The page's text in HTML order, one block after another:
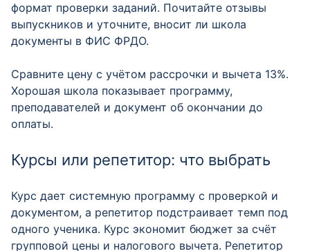
формат проверки заданий. Почитайте отзывы
выпускников и уточните, вносит ли школа
документы в ФИС ФРДО.
Сравните цену с учётом рассрочки и вычета 13%.
Хорошая школа показывает программу,
преподавателей и документ об окончании до
оплаты.
Курсы или репетитор: что выбрать
Курс дает системную программу с проверкой и
документом, а репетитор подстраивает темп под
одного ученика. Курс экономит бюджет за счёт
групповой цены и налогового вычета. Репетитор